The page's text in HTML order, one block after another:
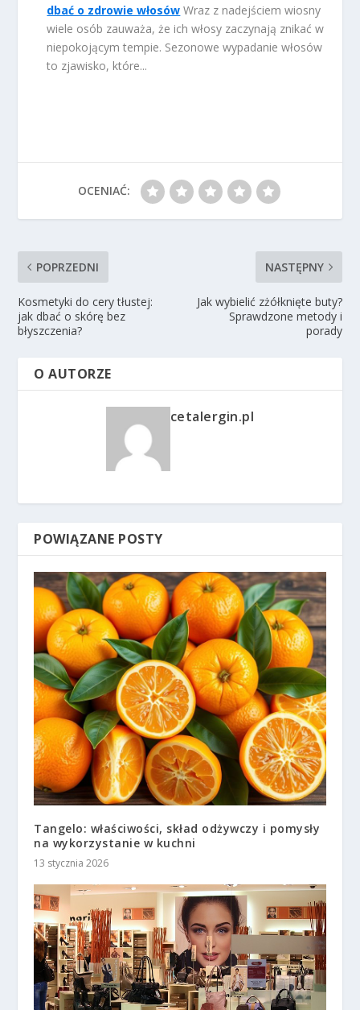
dbać o zdrowie włosów Wraz z nadejściem wiosny
wiele osób zauważa, że ich włosy zaczynają znikać w
niepokojącym tempie. Sezonowe wypadanie włosów
to zjawisko, które...
OCENIAĆ:
POPRZEDNI
Kosmetyki do cery tłustej:
jak dbać o skórę bez
błyszczenia?
NASTĘPNY
Jak wybielić zżółknięte buty?
Sprawdzone metody i
porady
O AUTORZE
cetalergin.pl
POWIĄZANE POSTY
Tangelo: właściwości, skład odżywczy i pomysły
na wykorzystanie w kuchni
13 stycznia 2026